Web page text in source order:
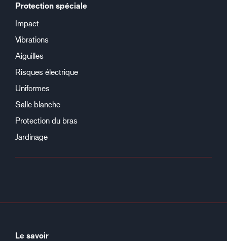
Protection spéciale
Impact
Vibrations
Aiguilles
Risques électrique
Uniformes
Salle blanche
Protection du bras
Jardinage
Le savoir